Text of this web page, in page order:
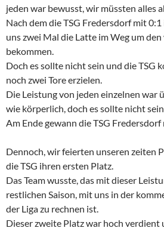
jeden war bewusst, wir müssten alles
Nach dem die TSG Fredersdorf mit
uns zwei Mal die Latte im Weg um
bekommen.
Doch es sollte nicht sein und die TSG
noch zwei Tore erzielen.
Die Leistung von jeden einzelnen war
wie körperlich, doch es sollte nicht
Am Ende gewann die TSG
Dennoch, wir feierten unseren zeiten
die TSG ihren ersten Platz.
Das Team wusste, das mit dieser
restlichen Saison, mit uns in der
der Liga zu rechnen ist.
Dieser zweite Platz war hoch verdient